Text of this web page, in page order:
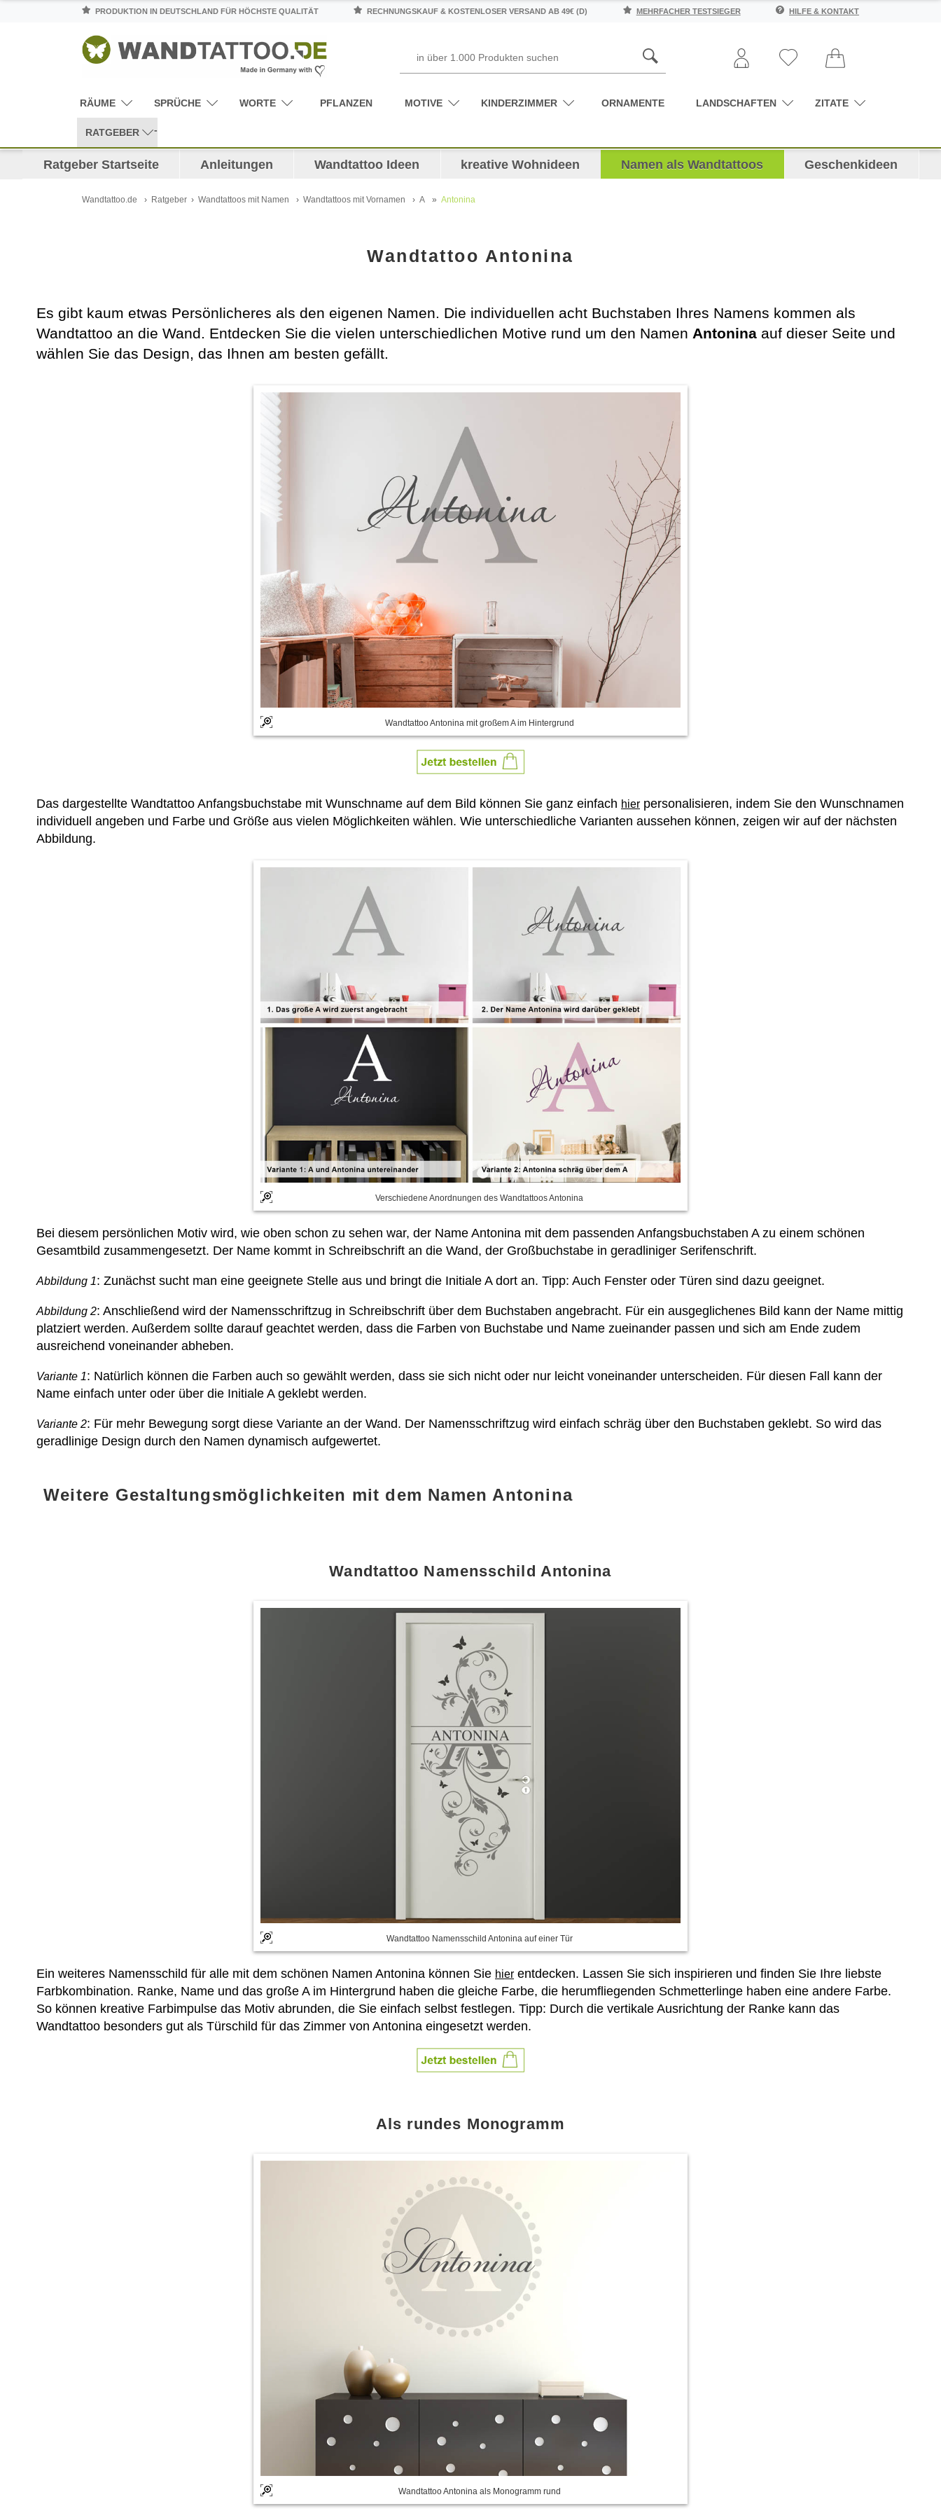
PRODUKTION IN DEUTSCHLAND FÜR HÖCHSTE QUALITÄT RECHNUNGSKAUF & KOSTENLOSER VERSAND AB 49€ (D) MEHRFACHER TESTSIEGER HILFE & KONTAKT
RÄUME SPRÜCHE WORTE PFLANZEN MOTIVE KINDERZIMMER ORNAMENTE LANDSCHAFTEN ZITATE
RATGEBER
Ratgeber Startseite Anleitungen Wandtattoo Ideen kreative Wohnideen Namen als Wandtattoos Geschenkideen
Wandtattoo.de Ratgeber Wandtattoos mit Namen Wandtattoos mit Vornamen A Antonina
Wandtattoo Antonina
Es gibt kaum etwas Persönlicheres als den eigenen Namen. Die individuellen acht Buchstaben Ihres Namens kommen als
Wandtattoo an die Wand. Entdecken Sie die vielen unterschiedlichen Motive rund um den Namen Antonina auf dieser Seite und
wählen Sie das Design, das Ihnen am besten gefällt.
Wandtattoo Antonina mit großem A im Hintergrund
Das dargestellte Wandtattoo Anfangsbuchstabe mit Wunschname auf dem Bild können Sie ganz einfach hier personalisieren, indem Sie den Wunschnamen
individuell angeben und Farbe und Größe aus vielen Möglichkeiten wählen. Wie unterschiedliche Varianten aussehen können, zeigen wir auf der nächsten
Abbildung.
Verschiedene Anordnungen des Wandtattoos Antonina
Bei diesem persönlichen Motiv wird, wie oben schon zu sehen war, der Name Antonina mit dem passenden Anfangsbuchstaben A zu einem schönen
Gesamtbild zusammengesetzt. Der Name kommt in Schreibschrift an die Wand, der Großbuchstabe in geradliniger Serifenschrift.
Abbildung 1: Zunächst sucht man eine geeignete Stelle aus und bringt die Initiale A dort an. Tipp: Auch Fenster oder Türen sind dazu geeignet.
Abbildung 2: Anschließend wird der Namensschriftzug in Schreibschrift über dem Buchstaben angebracht. Für ein ausgeglichenes Bild kann der Name mittig
platziert werden. Außerdem sollte darauf geachtet werden, dass die Farben von Buchstabe und Name zueinander passen und sich am Ende zudem
ausreichend voneinander abheben.
Variante 1: Natürlich können die Farben auch so gewählt werden, dass sie sich nicht oder nur leicht voneinander unterscheiden. Für diesen Fall kann der
Name einfach unter oder über die Initiale A geklebt werden.
Variante 2: Für mehr Bewegung sorgt diese Variante an der Wand. Der Namensschriftzug wird einfach schräg über den Buchstaben geklebt. So wird das
geradlinige Design durch den Namen dynamisch aufgewertet.
Weitere Gestaltungsmöglichkeiten mit dem Namen Antonina
Wandtattoo Namensschild Antonina
Wandtattoo Namensschild Antonina auf einer Tür
Ein weiteres Namensschild für alle mit dem schönen Namen Antonina können Sie hier entdecken. Lassen Sie sich inspirieren und finden Sie Ihre liebste
Farbkombination. Ranke, Name und das große A im Hintergrund haben die gleiche Farbe, die herumfliegenden Schmetterlinge haben eine andere Farbe.
So können kreative Farbimpulse das Motiv abrunden, die Sie einfach selbst festlegen. Tipp: Durch die vertikale Ausrichtung der Ranke kann das
Wandtattoo besonders gut als Türschild für das Zimmer von Antonina eingesetzt werden.
Als rundes Monogramm
Wandtattoo Antonina als Monogramm rund